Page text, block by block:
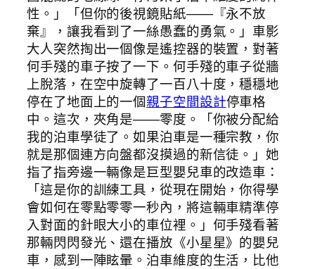
性。」「但你的後視鏡貼紙——『永不放
棄』，讓我看到了一絲愚蠢的勇氣。」車影
大人突然掏出一個像是遙控器的裝置，對著
何手殘的車子按了一下。何手殘的車子從牆
上脫落，在空中旋轉了一百八十度，穩穩地
停在了地面上的一個親子空間設計停車格
中。這次，夾角是——零度。「你被分配給
我的泊車學徒了。如果泊車是一種宗教，你
就是那個連方向盤都沒摸過的新信徒。」她
指了指旁邊一輛像是巨型嬰兒車的改造車：
「這是你的訓練工具，從現在開始，你得學
會如何在零點零零一秒內，將這輛車精準停
入對面的針眼大小的車位裡。」何手殘看著
那輛閃閃發光、還在播放《小星星》的嬰兒
車，感到一陣眩暈。泊車維度的生活，比他